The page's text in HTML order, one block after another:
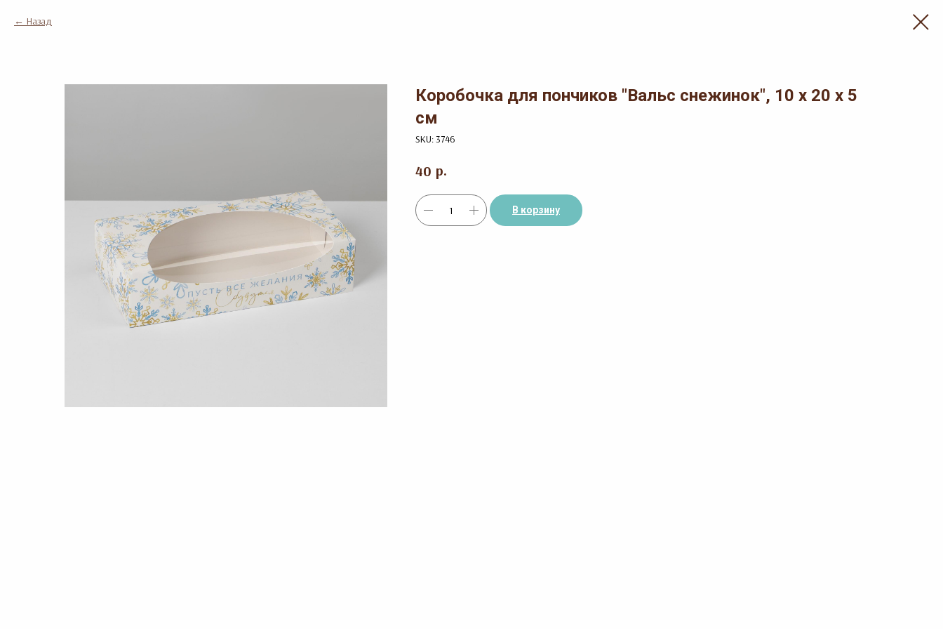
Назад
Коробочка для пончиков "Вальс снежинок", 10 х 20 х 5
см
SKU:3746
40 р.
В корзину